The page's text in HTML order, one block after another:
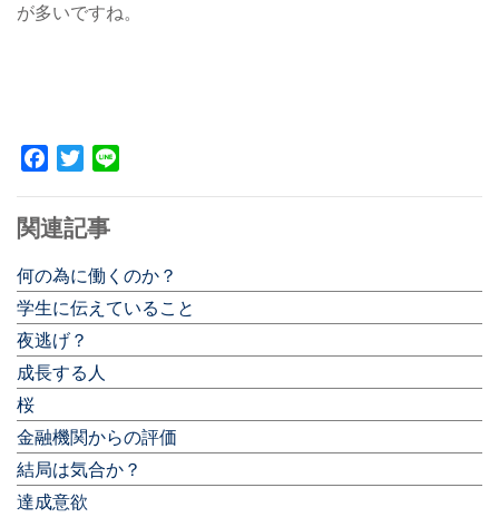
が多いですね。
Facebook
Twitter
関連記事
何の為に働くのか？
学生に伝えていること
夜逃げ？
成長する人
桜
金融機関からの評価
結局は気合か？
達成意欲